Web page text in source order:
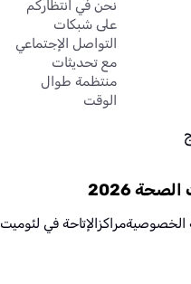
نحن في انتظاركم
على شبكات
التواصل الإجتماعي
مع تحديثات
منتظمة طوال
الوقت
2026
الخصوصيةمراكز الإتاحة في لئوميت